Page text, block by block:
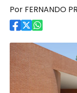
Por FERNANDO